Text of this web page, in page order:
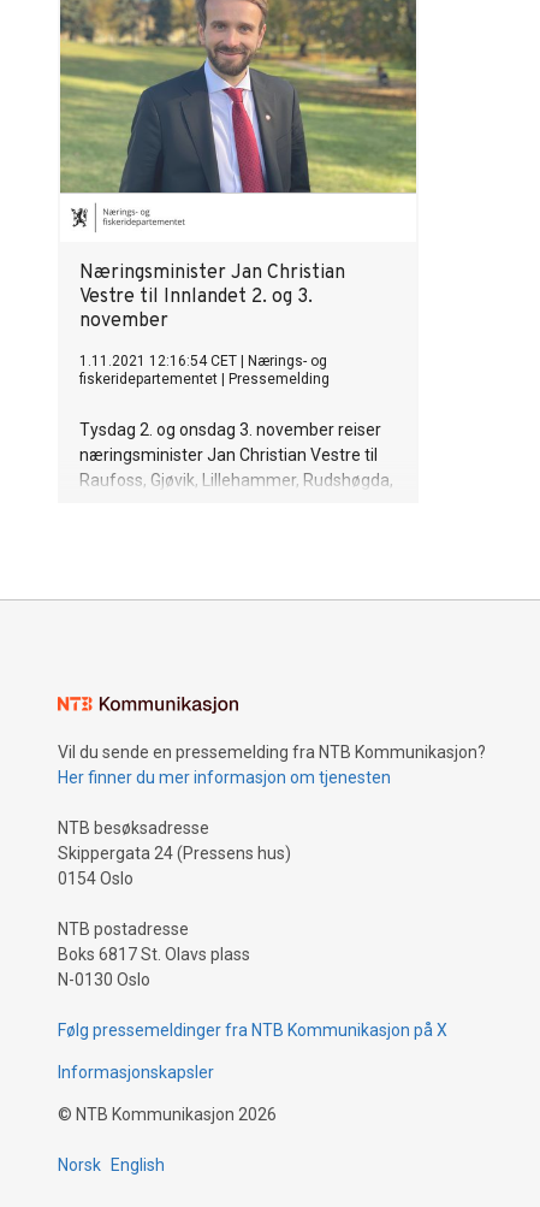
Næringsminister Jan Christian
Vestre til Innlandet 2. og 3.
november
1.11.2021 12:16:54 CET
Nærings- og
fiskeridepartementet
Pressemelding
Tysdag 2. og onsdag 3. november reiser
næringsminister Jan Christian Vestre til
Raufoss, Gjøvik, Lillehammer, Rudshøgda,
på Innlandet.
Vil du sende en pressemelding fra NTB Kommunikasjon?
Her finner du mer informasjon om tjenesten
NTB besøksadresse
Skippergata 24 (Pressens hus)
0154 Oslo
NTB postadresse
Boks 6817 St. Olavs plass
N-0130 Oslo
Følg pressemeldinger fra NTB Kommunikasjon på X
Informasjonskapsler
© NTB Kommunikasjon 2026
Norsk English